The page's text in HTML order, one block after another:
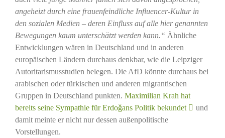
angeheizt durch eine frauenfeindliche Influencer-Kultur in
den sozialen Medien – deren Einfluss auf alle hier genannten
Bewegungen kaum unterschätzt werden kann.“ Ähnliche
Entwicklungen wären in Deutschland und in anderen
europäischen Ländern durchaus denkbar, wie die Leipziger
Autoritarismusstudien belegen. Die AfD könnte durchaus bei
arabischen oder türkischen und anderen migrantischen
Gruppen in Deutschland punkten. Maximilian Krah hat
bereits seine Sympathie für Erdoǧans Politik bekundet
und
damit meinte er nicht nur dessen außenpolitische
Vorstellungen.